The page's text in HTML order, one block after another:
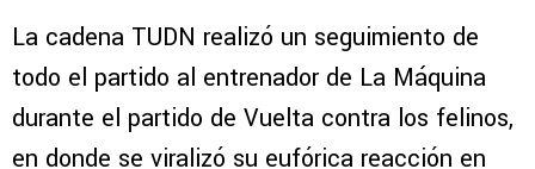
La cadena TUDN realizó un seguimiento de
todo el partido al entrenador de La Máquina
durante el partido de Vuelta contra los felinos,
en donde se viralizó su eufórica reacción en